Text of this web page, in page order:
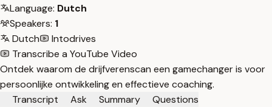
Language: Dutch
Speakers: 1
Dutch
Intodrives
Transcribe a YouTube Video
Ontdek waarom de drijfverenscan een gamechanger is voor
persoonlijke ontwikkeling en effectieve coaching.
Transcript
Ask Summary
Questions